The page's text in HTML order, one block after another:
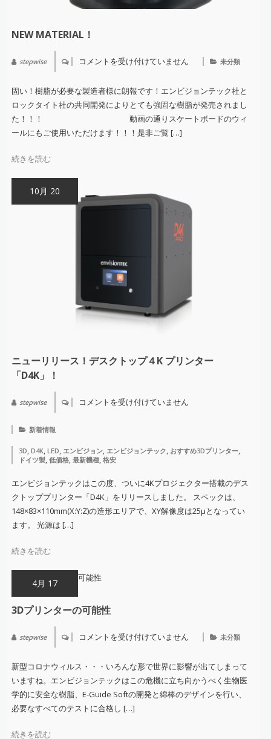
NEW MATERIAL！
stepwise
NEW
は
コメントを受け付けていません 未分類
固い！樹脂が必要な製造者様に朗報です！エンビジョンテック社と
ロックタイト社の共同開発によりとても強固な樹脂が発売されまし
た！！！ 動画の通りスケートボードのウィ
ールにもご使用いただけます！！！是非ご覧 […]
続きを読む
10月 20
ニューリリース！デスクトップ４K プリンター
「D4K」！
stepwise
ニ
ー
ス！
ス
ク
ト
ッ
プ
ー
コメントを受け付けていません
新着情報
3D D4K, LED エンビジョン, エンビジョンテック おすすめ3Dプリンター,
ドイツ製, 低価格, 最新機種, 格安
エンビジョンテックはこの度、ついに4Kプロジェクター搭載のデス
クトッププリンター「D4K」をリリースしました。 スペックは、
148×83×110mm(X:Y:Z)の造形エリアで、XY解像度は25μとなってい
ます。 光源は […]
続きを読む
4月 17
3Dプリンターの可能性
stepwise
3D
ン
タ
の
可
能
コメントを受け付けていません 未分類
新型コロナウィルス・・・いろんな形で世界に影響が出てしまって
いますね。エンビジョンテックはこの危機に立ち向かうべく生物医
学的に安全な樹脂、E-Guide Softの開発と綿棒のデザインを行い、
必要なすべてのテストに合格し […]
続きを読む